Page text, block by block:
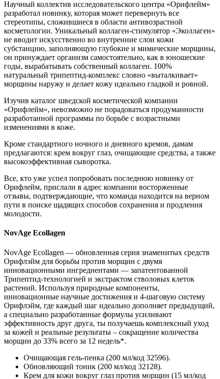
Научный коллектив исследовательского центра «Орифлейм»
разработал новинку, которая может перевернуть все
стереотипы, сложившиеся в области антивозрастной
косметологии. Уникальный коллаген-стимулятор «Эколлаген»
не вводит искусственно во внутренние слои кожи
субстанцию, заполняющую глубокие и мимические морщины,
он принуждает организм самостоятельно, как в юношеские
годы, вырабатывать собственный коллаген. 100%
натуральный трипептид-комплекс словно «выталкивает»
морщины наружу и делает кожу идеально гладкой и ровной.
Изучив каталог шведской косметической компании
«Орифлейм», невозможно не порадоваться продуманности
разработанной программы по борьбе с возрастными
изменениями в коже.
Кроме стандартного ночного и дневного кремов, дамам
предлагаются: крем вокруг глаз, очищающие средства, а также
высокоэффективная сыворотка.
Все, кто уже успел попробовать последнюю новинку от
Орифлейм, прислали в адрес компании восторженные
отзывы, подтверждающие, что команда находится на верном
пути в поиске щадящих способов сохранения и продления
молодости.
NovAge Ecollagen
NovAge Ecollagen — обновленная серия знаменитых средств
Орифлэйм для борьбы против морщин с двумя
инновационными ингредиентами — запатентованной
Трипептид-технологией и экстрактом стволовых клеток
растений. Используя природные компоненты,
инновационные научные достижения и 4-шаговую систему
Орифлэйм, где каждый шаг идеально дополняет предыдущий,
а специально разработанные формулы усиливают
эффективность друг друга, ты получаешь комплексный уход
за кожей и реальные результаты – сокращение количества
морщин до 33% всего за 12 недель*.
Очищающая гель-пенка (200 мл/код 32596).
Обновляющий тоник (200 мл/код 32128).
Крем для кожи вокруг глаз против морщин (15 мл/код